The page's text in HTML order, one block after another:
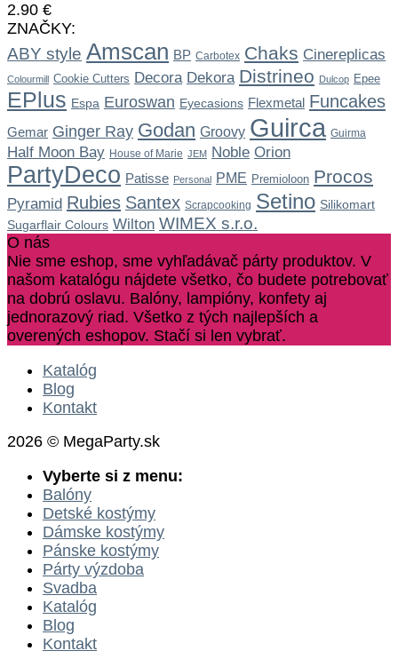
2.90 €
ZNAČKY:
ABY style Amscan BP Carbotex Chaks Cinereplicas
Colourmill Cookie Cutters Decora Dekora Distrineo Dulcop Epee
EPlus Espa Euroswan Eyecasions Flexmetal Funcakes
Gemar Ginger Ray Godan Groovy Guirca Guirma
Half Moon Bay House of Marie JEM Noble Orion
PartyDeco Patisse Personal PME Premioloon Procos
Pyramid Rubies Santex Scrapcooking Setino Silikomart
Sugarflair Colours Wilton WIMEX s.r.o.
O nás
Nie sme eshop, sme vyhľadávač párty produktov. V
našom katalógu nájdete všetko, čo budete potrebovať
na dobrú oslavu. Balóny, lampióny, konfety aj
jednorazový riad. Všetko z tých najlepších a
overených eshopov. Stačí si len vybrať.
Katalóg
Blog
Kontakt
2026 © MegaParty.sk
Vyberte si z menu:
Balóny
Detské kostýmy
Dámske kostýmy
Pánske kostýmy
Párty výzdoba
Svadba
Katalóg
Blog
Kontakt